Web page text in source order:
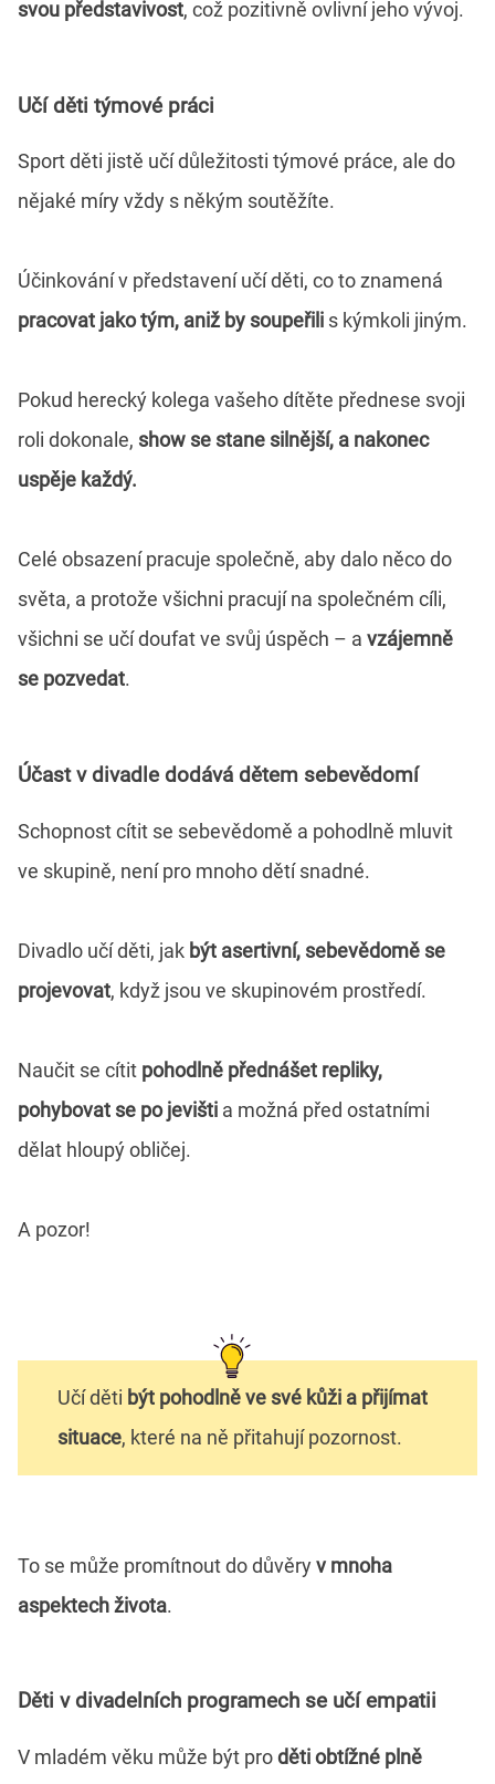
svou představivost, což pozitivně ovlivní jeho vývoj.
Učí děti týmové práci
Sport děti jistě učí důležitosti týmové práce, ale do
nějaké míry vždy s někým soutěžíte.
Účinkování v představení učí děti, co to znamená
pracovat jako tým, aniž by soupeřili s kýmkoli jiným.
Pokud herecký kolega vašeho dítěte přednese svoji
roli dokonale, show se stane silnější, a nakonec
uspěje každý.
Celé obsazení pracuje společně, aby dalo něco do
světa, a protože všichni pracují na společném cíli,
všichni se učí doufat ve svůj úspěch – a vzájemně
se pozvedat.
Účast v divadle dodává dětem sebevědomí
Schopnost cítit se sebevědomě a pohodlně mluvit
ve skupině, není pro mnoho dětí snadné.
Divadlo učí děti, jak být asertivní, sebevědomě se
projevovat, když jsou ve skupinovém prostředí.
Naučit se cítit pohodlně přednášet repliky,
pohybovat se po jevišti a možná před ostatními
dělat hloupý obličej.
A pozor!
Učí děti být pohodlně ve své kůži a přijímat
situace, které na ně přitahují pozornost.
To se může promítnout do důvěryv mnoha
aspektech života.
Děti v divadelních programech se učí empatii
V mladém věku může být proděti obtížné plně